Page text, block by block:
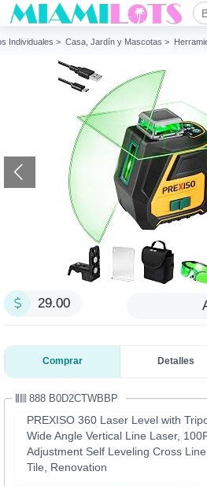
Individuales > Casa, Jardín y Mascotas >
29.00
Comprar Detalles
888 B0D2CTWBBP
PREXISO 360 Laser Level with
Wide Angle Vertical Line Laser,
Adjustment Self Leveling Cross
Tile, Renovation